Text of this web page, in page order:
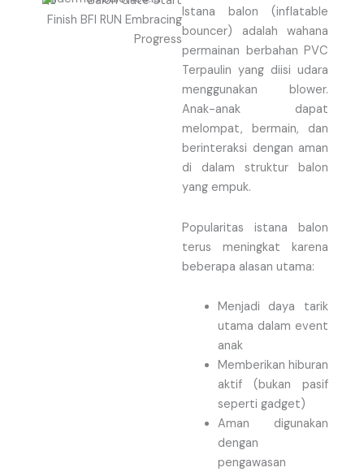
Istana balon (inflatable
bouncer) adalah wahana
permainan berbahan PVC
Terpaulin yang diisi udara
menggunakan blower.
Anak-anak dapat
melompat, bermain, dan
berinteraksi dengan aman
di dalam struktur balon
yang empuk.
Popularitas istana balon
terus meningkat karena
beberapa alasan utama:
Menjadi daya tarik
utama dalam event
anak
Memberikan hiburan
aktif (bukan pasif
seperti gadget)
Aman digunakan
dengan
pengawasan